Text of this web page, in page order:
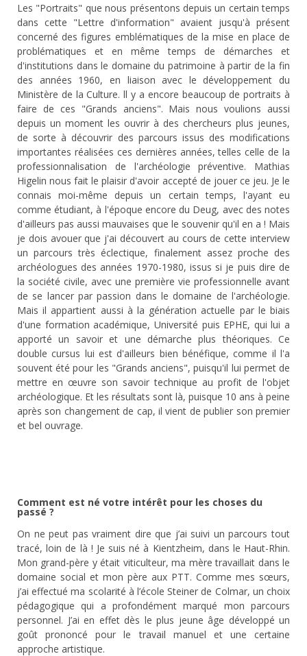
Les "Portraits" que nous présentons depuis un certain temps
dans cette "Lettre d'information" avaient jusqu'à présent
concerné des figures emblématiques de la mise en place de
problématiques et en même temps de démarches et
d'institutions dans le domaine du patrimoine à partir de la fin
des années 1960, en liaison avec le développement du
Ministère de la Culture. ll y a encore beaucoup de portraits à
faire de ces "Grands anciens". Mais nous voulions aussi
depuis un moment les ouvrir à des chercheurs plus jeunes,
de sorte à découvrir des parcours issus des modifications
importantes réalisées ces dernières années, telles celle de la
professionnalisation de l'archéologie préventive. Mathias
Higelin nous fait le plaisir d'avoir accepté de jouer ce jeu. Je le
connais moi-même depuis un certain temps, l'ayant eu
comme étudiant, à l'époque encore du Deug, avec des notes
d'ailleurs pas aussi mauvaises que le souvenir qu'il en a ! Mais
je dois avouer que j'ai découvert au cours de cette interview
un parcours très éclectique, finalement assez proche des
archéologues des années 1970-1980, issus si je puis dire de
la société civile, avec une première vie professionnelle avant
de se lancer par passion dans le domaine de l'archéologie.
Mais il appartient aussi à la génération actuelle par le biais
d'une formation académique, Université puis EPHE, qui lui a
apporté un savoir et une démarche plus théoriques. Ce
double cursus lui est d'ailleurs bien bénéfique, comme il l'a
souvent été pour les "Grands anciens", puisqu'il lui permet de
mettre en œuvre son savoir technique au profit de l'objet
archéologique. Et les résultats sont là, puisque 10 ans à peine
après son changement de cap, il vient de publier son premier
et bel ouvrage.
Comment est né votre intérêt pour les choses du
passé ?
On ne peut pas vraiment dire que j’ai suivi un parcours tout
tracé, loin de là ! Je suis né à Kientzheim, dans le Haut-Rhin.
Mon grand-père y était viticulteur, ma mère travaillait dans le
domaine social et mon père aux PTT. Comme mes sœurs,
j’ai effectué ma scolarité à l’école Steiner de Colmar, un choix
pédagogique qui a profondément marqué mon parcours
personnel. J’ai en effet dès le plus jeune âge développé un
goût prononcé pour le travail manuel et une certaine
approche artistique.